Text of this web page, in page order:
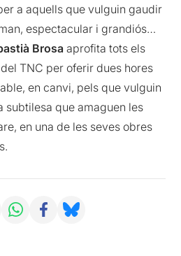
a aquells que vulguin gaudir
espectacular i grandiós…
Brosa aprofita tots els
TNC per oferir dues hores
en canvi, pels que vulguin
subtilesa que amaguen les
en una de les seves obres